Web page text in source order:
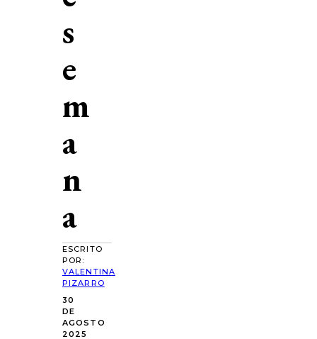
s
e
m
a
n
a
ESCRITO
POR:
VALENTINA
PIZARRO
30
DE
AGOSTO
2025